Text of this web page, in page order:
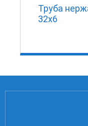
Труба
32х6